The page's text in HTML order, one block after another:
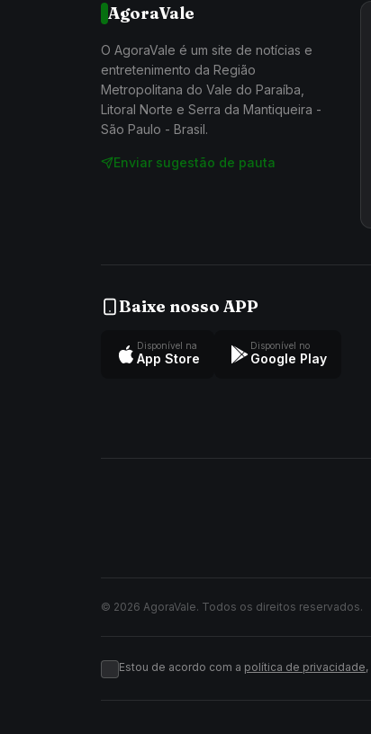
AgoraVale
O AgoraVale é um site de notícias e
entretenimento da Região
Metropolitana do Vale do Paraíba,
Litoral Norte e Serra da Mantiqueira -
São Paulo - Brasil.
Enviar sugestão de pauta
Baixe nosso APP
Disponível na
App Store
Disponível no
Google Play
© 2026 AgoraVale. Todos os direitos reservados.
Estou de acordo com a política de privacidade,